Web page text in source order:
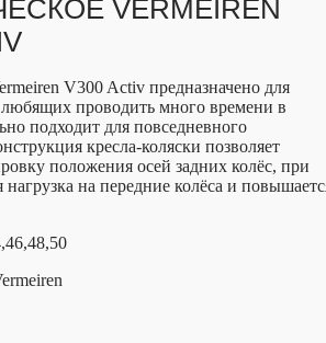
VERMEIREN
V300 Activ предназначено для
проводить много времени в
подходит для повседневного
кресла-коляски позволяет
положения осей задних колёс, при
нагрузка на передние колёса и